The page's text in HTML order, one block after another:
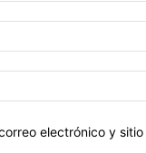
electrónico y